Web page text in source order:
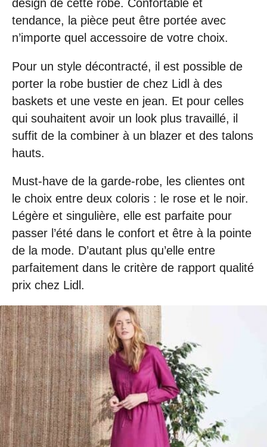
design de cette robe. Confortable et
tendance, la pièce peut être portée avec
n’importe quel accessoire de votre choix.
Pour un style décontracté, il est possible de
porter la robe bustier de chez Lidl à des
baskets et une veste en jean. Et pour celles
qui souhaitent avoir un look plus travaillé, il
suffit de la combiner à un blazer et des talons
hauts.
Must-have de la garde-robe, les clientes ont
le choix entre deux coloris : le rose et le noir.
Légère et singulière, elle est parfaite pour
passer l’été dans le confort et être à la pointe
de la mode. D’autant plus qu’elle entre
parfaitement dans le critère de rapport qualité
prix chez Lidl.